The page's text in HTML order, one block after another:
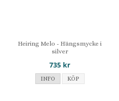
Heiring Melo - Hängsmycke i
silver
735 kr
INFO KÖP